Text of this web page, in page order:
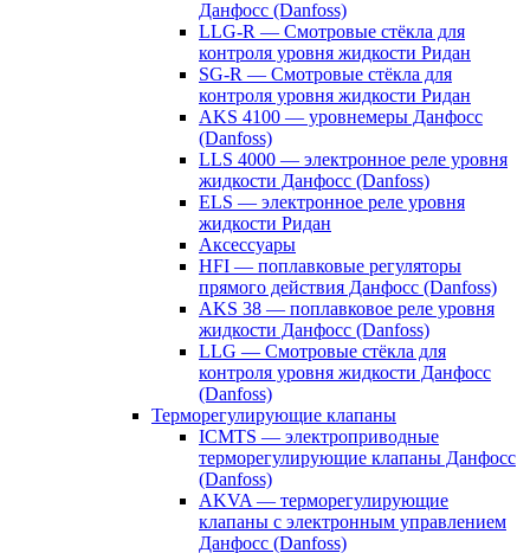
Данфосс (Danfoss)
LLG-R — Смотровые стёкла для
контроля уровня жидкости Ридан
SG-R — Смотровые стёкла для
контроля уровня жидкости Ридан
AKS 4100 — уровнемеры Данфосс
(Danfoss)
LLS 4000 — электронное реле уровня
жидкости Данфосс (Danfoss)
ELS — электронное реле уровня
жидкости Ридан
Аксессуары
HFI — поплавковые регуляторы
прямого действия Данфосс (Danfoss)
AKS 38 — поплавковое реле уровня
жидкости Данфосс (Danfoss)
LLG — Смотровые стёкла для
контроля уровня жидкости Данфосс
(Danfoss)
Терморегулирующие клапаны
ICMTS — электроприводные
терморегулирующие клапаны Данфосс
(Danfoss)
AKVA — терморегулирующие
клапаны с электронным управлением
Данфосс (Danfoss)